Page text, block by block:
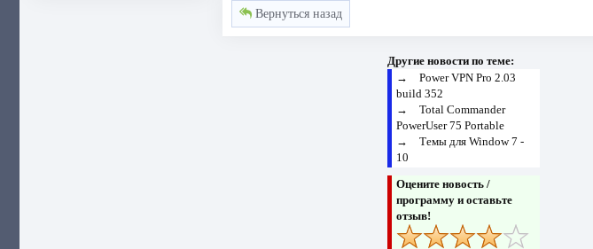
Вернуться назад
Другие новости по теме:
→ Power VPN Pro 2.03
build 352
→ Total Commander
PowerUser 75 Portable
→ Темы для Window 7 -
10
Оцените новость /
программу и оставьте
отзыв!